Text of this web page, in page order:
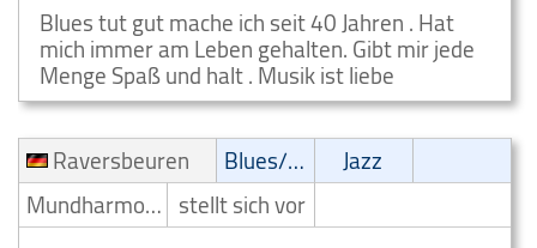
Blues tut gut mache ich seit 40 Jahren . Hat
mich immer am Leben gehalten. Gibt mir jede
Menge Spaß und halt . Musik ist liebe
Raversbeuren
Blues/Swing
Jazz
Mundharmonikaspieler stellt sich vor